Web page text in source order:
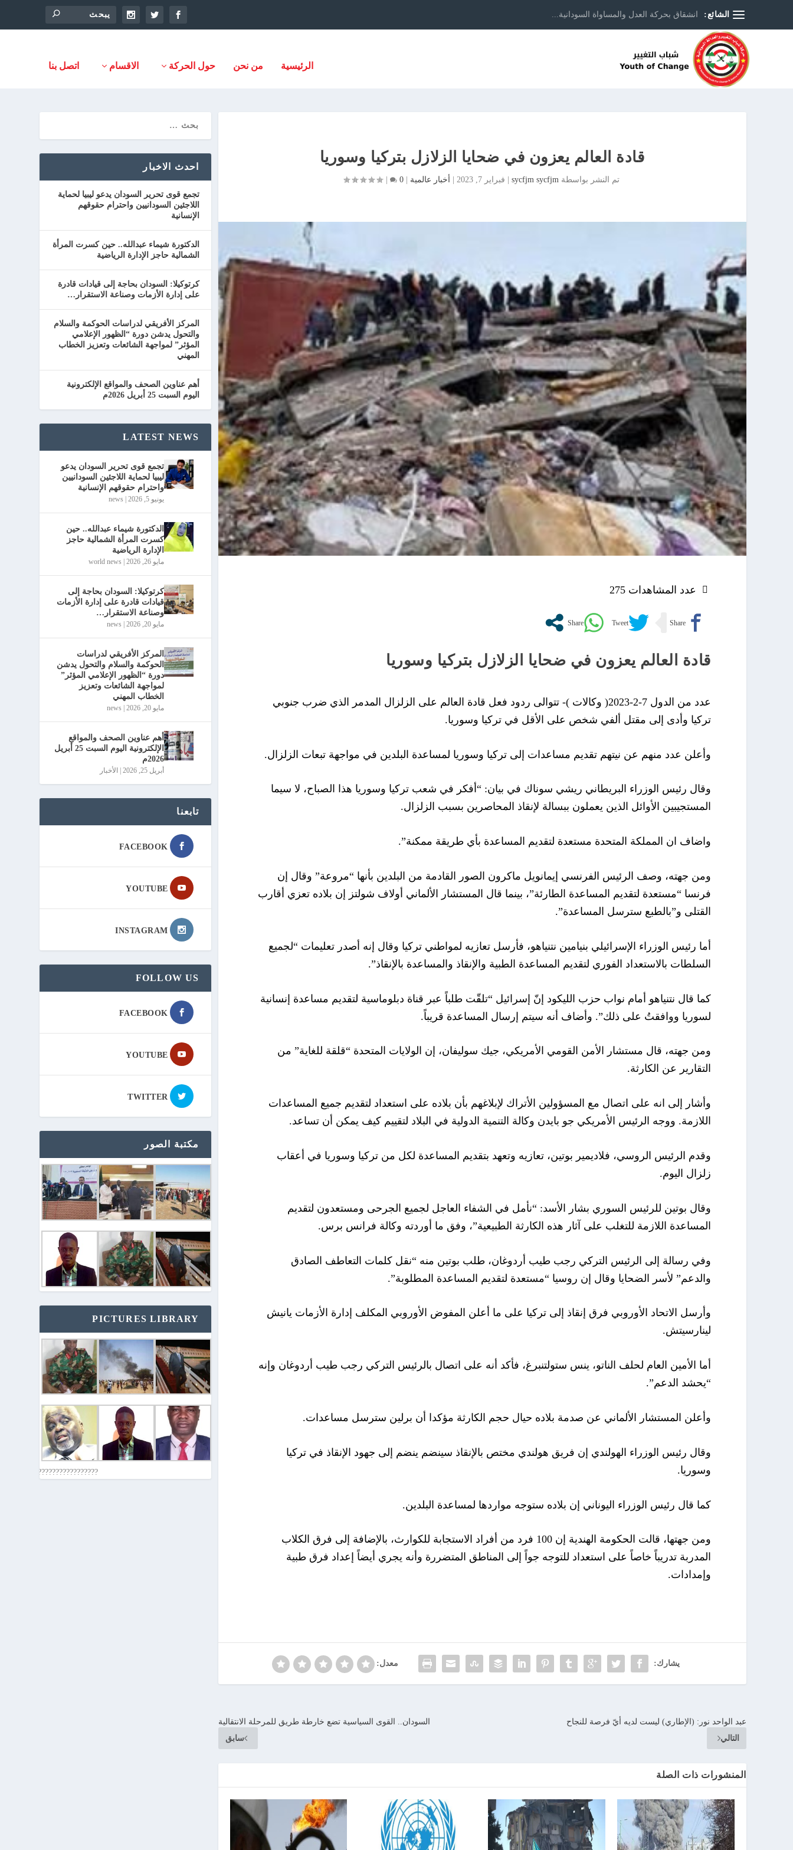
الشائع: انشقاق بحركة العدل والمساواة السودانية...
الرئيسية من نحن حول الحركة الاقسام اتصل بنا
قادة العالم يعزون في ضحايا الزلازل بتركيا وسوريا
تم النشر بواسطة sycfjm sycfjm
| فبراير 7, 2023 | أخبار عالمية 0
|
عدد المشاهدات 275
قادة العالم يعزون في ضحايا الزلازل بتركيا وسوريا
عدد من الدول 7-2-2023( وكالات )- تتوالى ردود فعل قادة العالم على الزلزال المدمر الذي ضرب جنوبي
تركيا وأدى إلى مقتل ألفي شخص على الأقل في تركيا وسوريا.
وأعلن عدد منهم عن نيتهم تقديم مساعدات إلى تركيا وسوريا لمساعدة البلدين في مواجهة تبعات الزلزال.
وقال رئيس الوزراء البريطاني ريشي سوناك في بيان: “أفكر في شعب تركيا وسوريا هذا الصباح، لا سيما
المستجيبين الأوائل الذين يعملون ببسالة لإنقاذ المحاصرين بسبب الزلزال.
واضاف ان المملكة المتحدة مستعدة لتقديم المساعدة بأي طريقة ممكنة”.
ومن جهته، وصف الرئيس الفرنسي إيمانويل ماكرون الصور القادمة من البلدين بأنها “مروعة” وقال إن
فرنسا “مستعدة لتقديم المساعدة الطارئة”، بينما قال المستشار الألماني أولاف شولتز إن بلاده تعزي أقارب
القتلى و”بالطبع سترسل المساعدة”.
أما رئيس الوزراء الإسرائيلي بنيامين نتنياهو، فأرسل تعازيه لمواطني تركيا وقال إنه أصدر تعليمات “لجميع
السلطات بالاستعداد الفوري لتقديم المساعدة الطبية والإنقاذ والمساعدة بالإنقاذ”.
كما قال نتنياهو أمام نواب حزب الليكود إنّ إسرائيل “تلقّت طلباً عبر قناة دبلوماسية لتقديم مساعدة إنسانية
لسوريا ووافقتُ على ذلك”. وأضاف أنه سيتم إرسال المساعدة قريباً.
ومن جهته، قال مستشار الأمن القومي الأمريكي، جيك سوليفان، إن الولايات المتحدة “قلقة للغاية” من
التقارير عن الكارثة.
وأشار إلى انه على اتصال مع المسؤولين الأتراك لإبلاغهم بأن بلاده على استعداد لتقديم جميع المساعدات
اللازمة. ووجه الرئيس الأمريكي جو بايدن وكالة التنمية الدولية في البلاد لتقييم كيف يمكن أن تساعد.
وقدم الرئيس الروسي، فلاديمير بوتين، تعازيه وتعهد بتقديم المساعدة لكل من تركيا وسوريا في أعقاب
زلزال اليوم.
وقال بوتين للرئيس السوري بشار الأسد: “نأمل في الشفاء العاجل لجميع الجرحى ومستعدون لتقديم
المساعدة اللازمة للتغلب على آثار هذه الكارثة الطبيعية”، وفق ما أوردته وكالة فرانس برس.
وفي رسالة إلى الرئيس التركي رجب طيب أردوغان، طلب بوتين منه “نقل كلمات التعاطف الصادق
والدعم” لأسر الضحايا وقال إن روسيا “مستعدة لتقديم المساعدة المطلوبة”.
وأرسل الاتحاد الأوروبي فرق إنقاذ إلى تركيا على ما أعلن المفوض الأوروبي المكلف إدارة الأزمات يانيش
لينارسيتش.
أما الأمين العام لحلف الناتو، ينس ستولتنبرغ، فأكد أنه على اتصال بالرئيس التركي رجب طيب أردوغان وإنه
“يحشد الدعم”.
وأعلن المستشار الألماني عن صدمة بلاده حيال حجم الكارثة مؤكدا أن برلين سترسل مساعدات.
وقال رئيس الوزراء الهولندي إن فريق هولندي مختص بالإنقاذ سينضم ينضم إلى جهود الإنقاذ في تركيا
وسوريا.
كما قال رئيس الوزراء اليوناني إن بلاده ستوجه مواردها لمساعدة البلدين.
ومن جهتها، قالت الحكومة الهندية إن 100 فرد من أفراد الاستجابة للكوارث، بالإضافة إلى فرق الكلاب
المدربة تدريباً خاصاً على استعداد للتوجه جواً إلى المناطق المتضررة وأنه يجري أيضاً إعداد فرق طبية
وإمدادات.
يشارك: معدل:
السودان.. القوى السياسية تضع خارطة طريق للمرحلة الانتقالية
سابق
عبد الواحد نور: (الإطاري) ليست لديه أيّ فرصة للنجاح
التالي
المنشورات ذات الصلة
احدث الاخبار
تجمع قوى تحرير السودان يدعو ليبيا لحماية
اللاجئين السودانيين واحترام حقوقهم
الإنسانية
الدكتورة شيماء عبدالله.. حين كسرت المرأة
الشمالية حاجز الإدارة الرياضية
كرتوكيلا: السودان بحاجة إلى قيادات قادرة
على إدارة الأزمات وصناعة الاستقرار…
المركز الأفريقي لدراسات الحوكمة والسلام
والتحول يدشن دورة “الظهور الإعلامي
المؤثر” لمواجهة الشائعات وتعزيز الخطاب
المهني
أهم عناوين الصحف والمواقع الإلكترونية
اليوم السبت 25 أبريل 2026م
LATEST NEWS
تجمع قوى تحرير السودان يدعو
ليبيا لحماية اللاجئين السودانيين
واحترام حقوقهم الإنسانية
يونيو 5, 2026 news
الدكتورة شيماء عبدالله.. حين
كسرت المرأة الشمالية حاجز
الإدارة الرياضية
مايو 26, 2026 world news
كرتوكيلا: السودان بحاجة إلى
قيادات قادرة على إدارة الأزمات
وصناعة الاستقرار…
مايو 20, 2026 news
المركز الأفريقي لدراسات
الحوكمة والسلام والتحول يدشن
دورة “الظهور الإعلامي المؤثر”
لمواجهة الشائعات وتعزيز
الخطاب المهني
مايو 20, 2026 news
أهم عناوين الصحف والمواقع
الإلكترونية اليوم السبت 25 أبريل
2026م
أبريل 25, 2026 الأخبار
تابعنا
FACEBOOK
YOUTUBE
INSTAGRAM
FOLLOW US
FACEBOOK
YOUTUBE
TWITTER
مكتبة الصور
PICTURES LIBRARY